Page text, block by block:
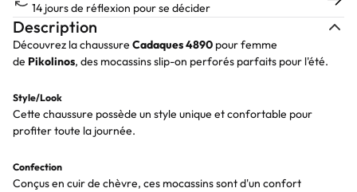
14 jours de réflexion pour se décider
Description
Découvrez la chaussure Cadaques4890 pour femme
de Pikolinos, des mocassins slip-on perforés parfaits pour l'été.
Style/Look
Cette chaussure possède un style unique et confortable pour
profiter toute la journée.
Confection
Conçus en cuir de chèvre, ces mocassins sont d'un confort